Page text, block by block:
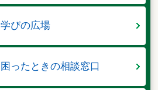
学びの広場
困ったときの相談窓口